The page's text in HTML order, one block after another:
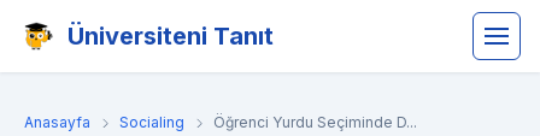
Üniversiteni Tanıt
Anasayfa Socialing Öğrenci Yurdu Seçiminde D...